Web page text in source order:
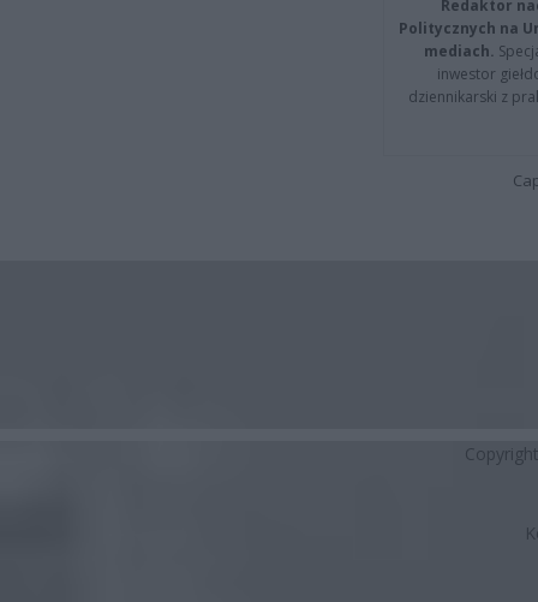
Redaktor
Politycznych na
mediach.
inwestor
dziennikarski z